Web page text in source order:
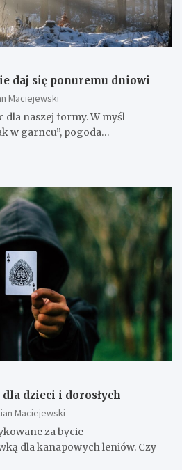
daj się ponuremu dniowi
Maciejewski
naszej formy. W myśl
w garncu”, pogoda…
dzieci i dorosłych
Maciejewski
za bycie
dla kanapowych leniów. Czy